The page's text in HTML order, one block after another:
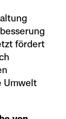
fördert
Umwelt